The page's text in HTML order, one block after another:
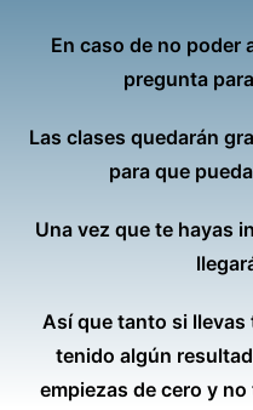
En caso de no poder
pregunta
Las clases quedarán
para que
Una vez que te hayas
Así que tanto si
tenido algún
empiezas de cero y no